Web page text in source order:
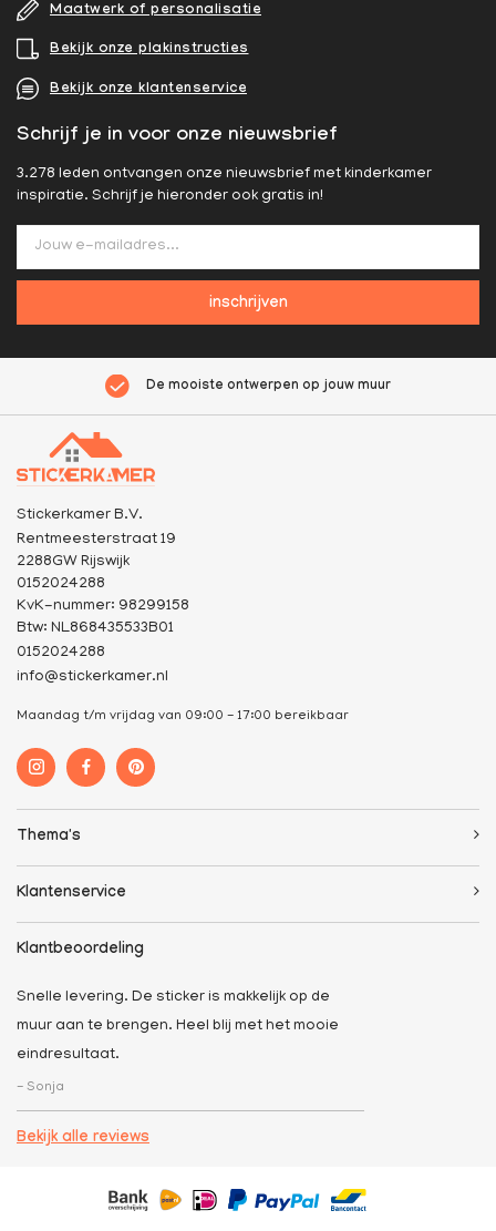
Maatwerk of personalisatie
Bekijk onze plakinstructies
Bekijk onze klantenservice
Schrijf je in voor onze nieuwsbrief
3.278 leden ontvangen onze nieuwsbrief met kinderkamer
inspiratie. Schrijf je hieronder ook gratis in!
inschrijven
De mooiste ontwerpen op jouw muur
Stickerkamer B.V.
Rentmeesterstraat 19
2288GW Rijswijk
0152024288
KvK-nummer: 98299158
Btw: NL868435533B01
0152024288
info@stickerkamer.nl
Maandag t/m vrijdag van 09:00 - 17:00 bereikbaar
Thema's
Klantenservice
Klantbeoordeling
Snelle levering. De sticker is makkelijk op de
muur aan te brengen. Heel blij met het mooie
eindresultaat.
- Sonja
Bekijk alle reviews